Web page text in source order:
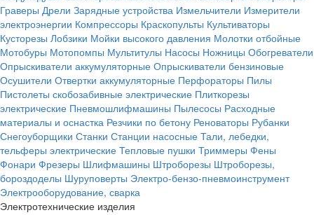
Граверы Дрели Зарядные устройства Измельчители Измерители
электроэнергии Компрессоры Краскопульты Культиваторы
Кусторезы Лобзики Мойки высокого давления Молотки отбойные
Мотобуры Мотопомпы Мультитулы Насосы Ножницы Обогреватели
Опрыскиватели аккумуляторные Опрыскиватели бензиновые
Осушители Отвертки аккумуляторные Перфораторы Пилы
Пистолеты скобозабивные электрические Плиткорезы
электрические Пневмошлифмашины Пылесосы Расходные
материалы и оснастка Резчики по бетону Реноваторы Рубанки
Снегоуборщики Станки Станции насосные Тали, лебедки,
тельферы электрические Тепловые пушки Триммеры Фены
Фонари Фрезеры Шлифмашины Штроборезы Штроборезы,
бороздоделы Шуруповерты Электро-бензо-пневмоинструмент
Электрооборудование, сварка
Электротехнические изделия